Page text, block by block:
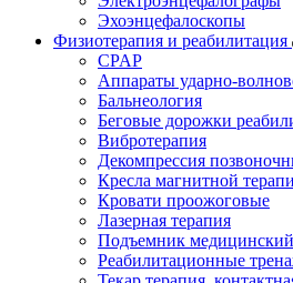
Эхоэнцефалоскопы
Физиотерапия и реабилитация
CPAP
Аппараты ударно-
Бальнеология
Беговые дорожки
Вибротерапия
Декомпрессия
Кресла магнитной
Кровати проожоговые
Лазерная терапия
Подъемник медицинский
Реабилитационные